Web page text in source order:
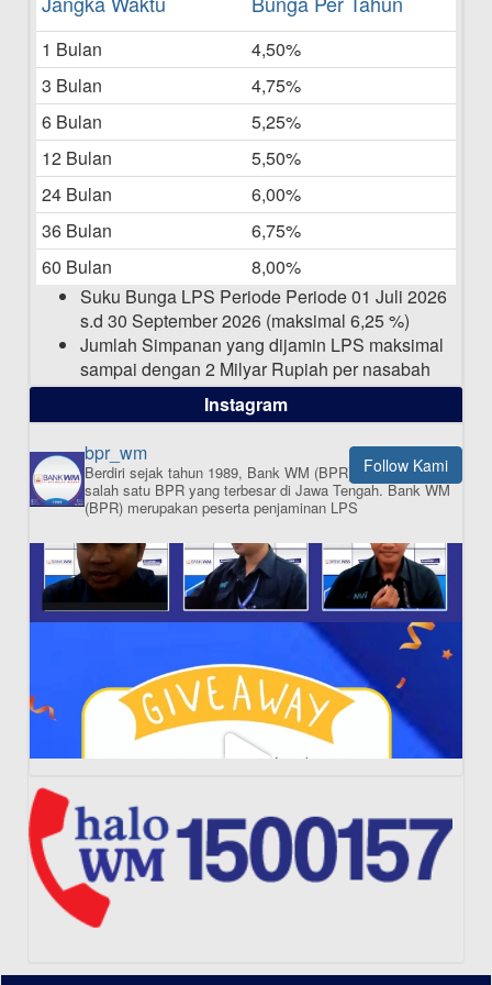
Bulan Mei 2025
Laporan Keuangan Berkelanjutan
06-05-2025
Daftar Pemenang Undian TAMASHA
Bulan April 2025
15-04-2025
Pengumuman Nama Baru Perusahaan
1 Bulan
4,50%
3 Bulan
4,75%
6 Bulan
5,25%
12 Bulan
5,50%
24 Bulan
6,00%
36 Bulan
6,75%
60 Bulan
8,00%
Suku Bunga LPS Periode Periode 01 Juli 2026
s.d 30 September 2026 (maksimal 6,25 %)
Jumlah Simpanan yang dijamin LPS maksimal
sampai dengan 2 Milyar Rupiah per nasabah
dalam satu bank
ISI APLIKASI SEKARANG
Instagram
Follow Kami
bpr_wm
Berdiri sejak tahun 1989, Bank WM (BPR) merupakan
salah satu BPR yang terbesar di Jawa Tengah.Bank WM
(BPR) merupakan peserta penjaminan LPS